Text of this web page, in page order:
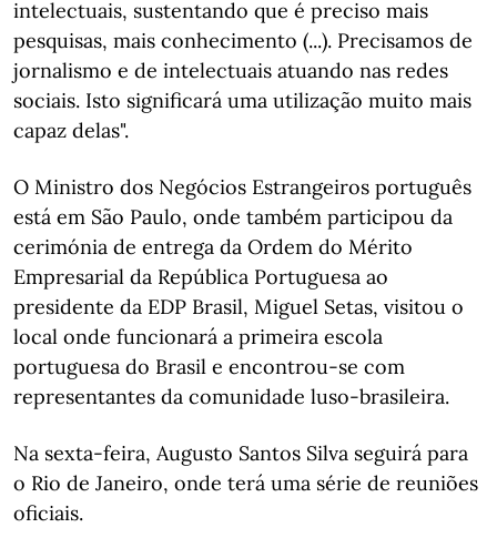
intelectuais, sustentando que é preciso mais
pesquisas, mais conhecimento (...). Precisamos de
jornalismo e de intelectuais atuando nas redes
sociais. Isto significará uma utilização muito mais
capaz delas".
O Ministro dos Negócios Estrangeiros português
está em São Paulo, onde também participou da
cerimónia de entrega da Ordem do Mérito
Empresarial da República Portuguesa ao
presidente da EDP Brasil, Miguel Setas, visitou o
local onde funcionará a primeira escola
portuguesa do Brasil e encontrou-se com
representantes da comunidade luso-brasileira.
Na sexta-feira, Augusto Santos Silva seguirá para
o Rio de Janeiro, onde terá uma série de reuniões
oficiais.